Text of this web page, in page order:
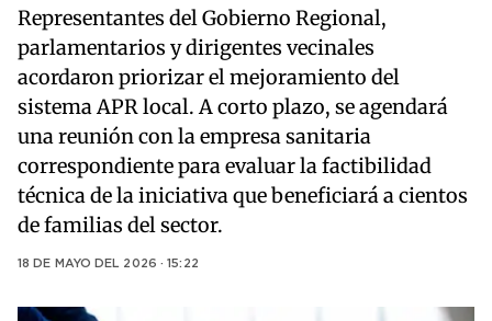
Representantes del Gobierno Regional,
parlamentarios y dirigentes vecinales
acordaron priorizar el mejoramiento del
sistema APR local. A corto plazo, se agendará
una reunión con la empresa sanitaria
correspondiente para evaluar la factibilidad
técnica de la iniciativa que beneficiará a cientos
de familias del sector.
18 DE MAYO DEL 2026 · 15:22